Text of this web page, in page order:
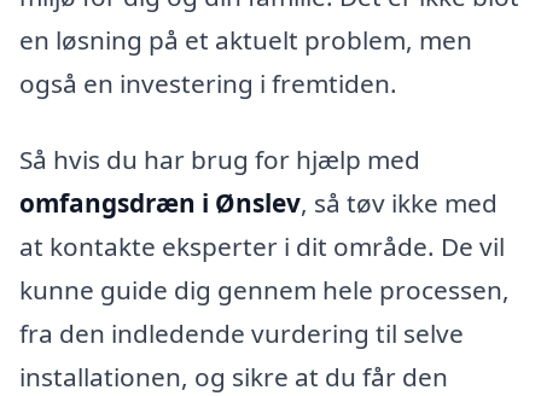
en løsning på et aktuelt problem, men
også en investering i fremtiden.
Så hvis du har brug for hjælp med
omfangsdræn i Ønslev, så tøv ikke med
at kontakte eksperter i dit område. De vil
kunne guide dig gennem hele processen,
fra den indledende vurdering til selve
installationen, og sikre at du får den